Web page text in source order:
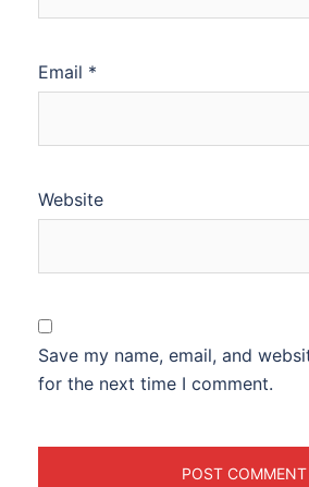
Email *
Website
Save my name, email, and
for the next time I comment.